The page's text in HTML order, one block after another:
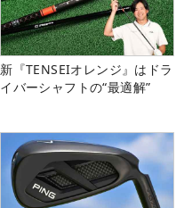
新『TENSEIオレンジ』はドラ
イバーシャフトの“最適解”